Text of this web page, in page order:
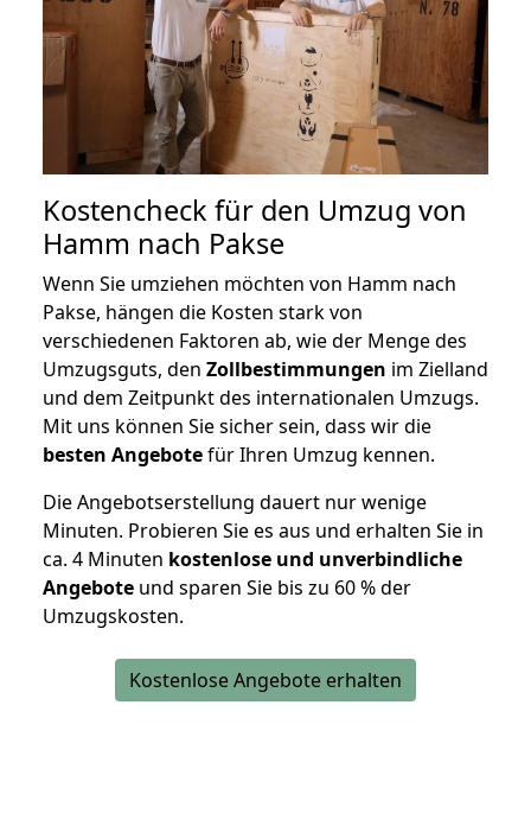
Kostencheck für den Umzug von
Hamm nach Pakse
Wenn Sie umziehen möchten von Hamm nach
Pakse, hängen die Kosten stark von
verschiedenen Faktoren ab, wie der Menge des
Umzugsguts, den Zollbestimmungen im Zielland
und dem Zeitpunkt des internationalen Umzugs.
Mit uns können Sie sicher sein, dass wir die
besten Angebotefür Ihren Umzug kennen.
Die Angebotserstellung dauert nur wenige
Minuten. Probieren Sie es aus und erhalten Sie in
ca. 4 Minuten kostenlose und unverbindliche
Angebote und sparen Sie bis zu 60 % der
Umzugskosten.
Kostenlose Angebote erhalten